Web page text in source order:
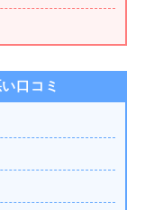
口コミ